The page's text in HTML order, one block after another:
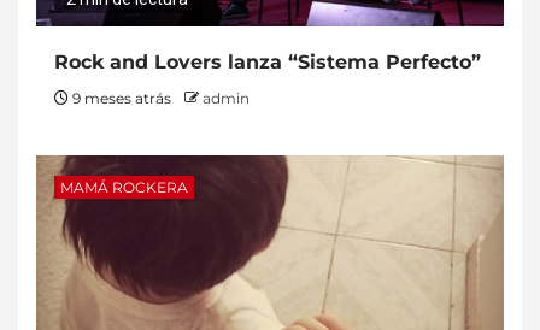
Rock and Lovers lanza “Sistema Perfecto”
9 meses atrás admin
MAMÁ ROCKERA